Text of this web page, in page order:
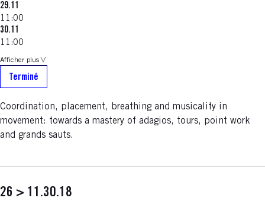
29.11
11:00
30.11
11:00
Afficher plus
Terminé
Coordination, placement, breathing and musicality in
movement: towards a mastery of adagios, tours, point work
and grands sauts.
26 > 11.30.18